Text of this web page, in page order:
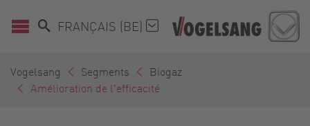
FRANÇAIS (BE)
Vogelsang Segments
Biogaz
Amélioration de l'efficacité